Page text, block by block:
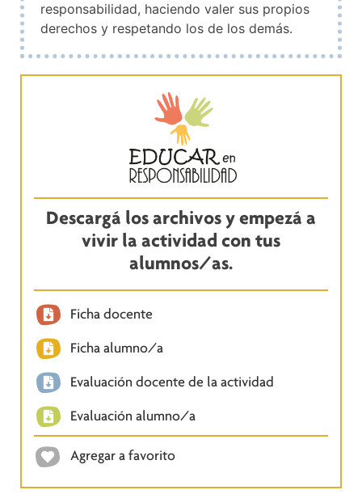
responsabilidad, haciendo valer sus propios
derechos y respetando los de los demás.
Descargá los archivos y empezá a
vivir la actividad con tus
alumnos/as.
Ficha docente
Ficha alumno/a
Evaluación docente de la actividad
Evaluación alumno/a
Agregar a favorito